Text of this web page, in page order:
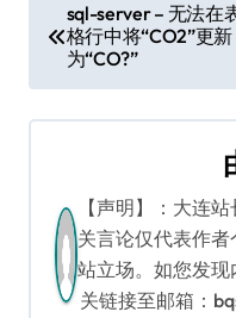
章
导
sql-server – 无法在
格行中将“CO2”更新
为“CO?”
【声明】：大连
关言论仅代表作
站立场。如您发
关链接至邮箱：